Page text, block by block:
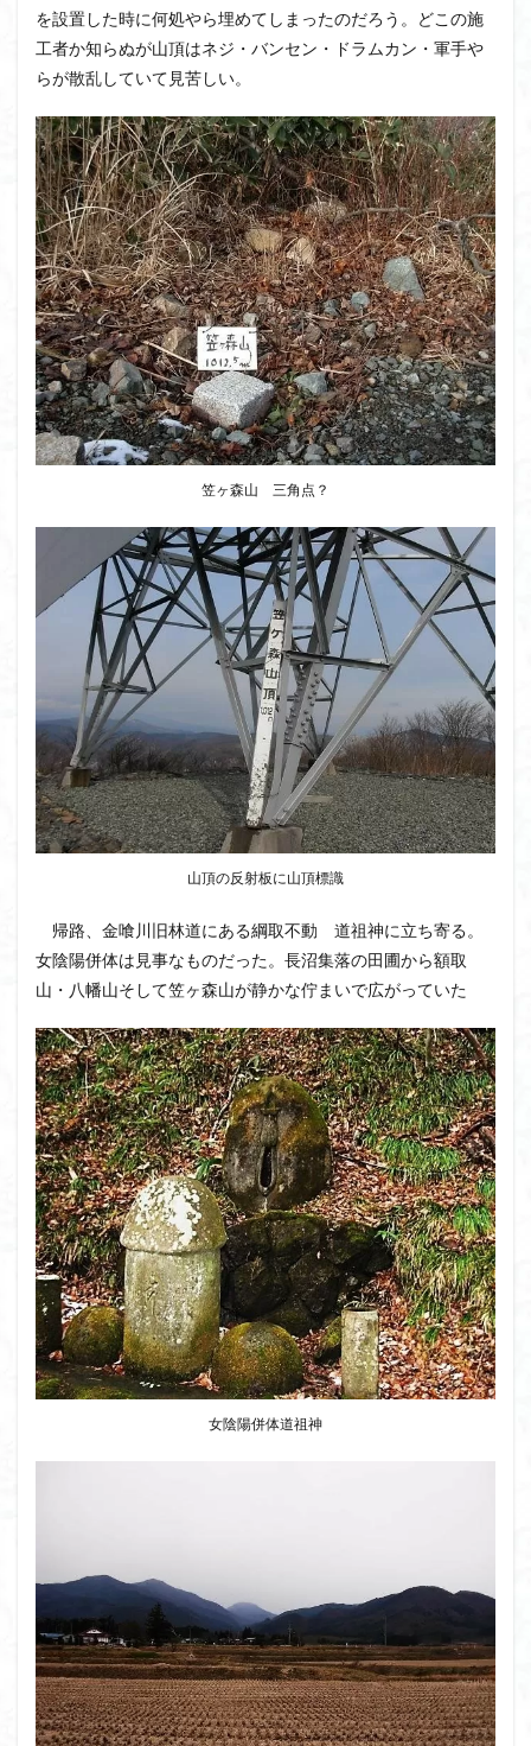
を設置した時に何処やら埋めてしまったのだろう。どこの施
工者か知らぬが山頂はネジ・バンセン・ドラムカン・軍手や
らが散乱していて見苦しい。
笠ヶ森山 三角点？
山頂の反射板に山頂標識
帰路、金喰川旧林道にある綱取不動 道祖神に立ち寄る。
女陰陽併体は見事なものだった。長沼集落の田圃から額取
山・八幡山そして笠ヶ森山が静かな佇まいで広がっていた
女陰陽併体道祖神